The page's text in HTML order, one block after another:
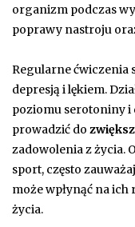
organizm podczas
poprawy nastroju
Regularne ćwiczenia
depresją i lękiem.
poziomu serotoniny i
prowadzić do
zadowolenia z życia.
sport, często
może wpłynąć na
życia.